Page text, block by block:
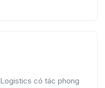
có tác phong